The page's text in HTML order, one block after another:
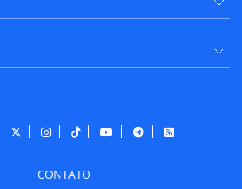
CONTATO